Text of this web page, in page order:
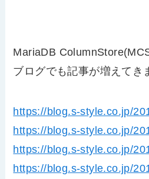
MariaDB
ブログでも記事が増えてき
https://blog.s-style.co.jp/
https://blog.s-style.co.jp/
https://blog.s-style.co.jp/
https://blog.s-style.co.jp/